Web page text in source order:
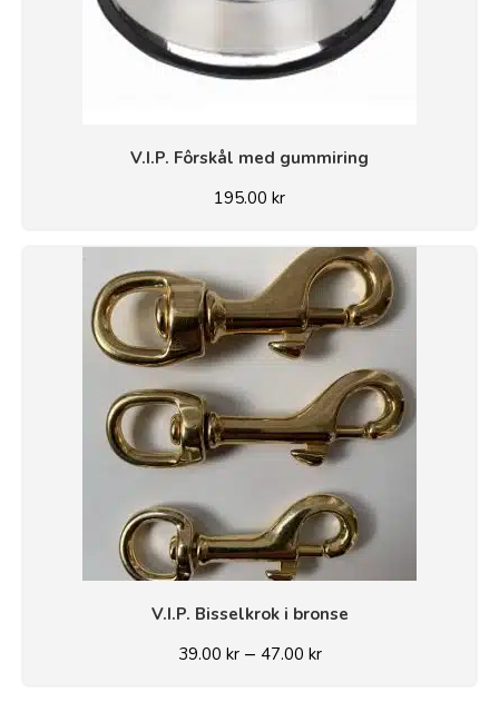
V.I.P. Fôrskål med gummiring
195.00 kr
V.I.P. Bisselkrok i bronse
39.00 kr – 47.00 kr